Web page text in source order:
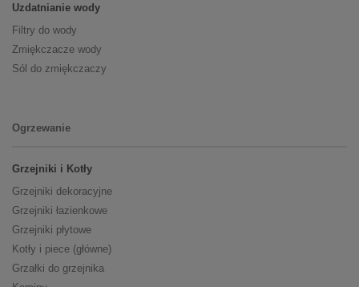
Uzdatnianie wody
Filtry do wody
Zmiękczacze wody
Sól do zmiękczaczy
Ogrzewanie
Grzejniki i Kotły
Grzejniki dekoracyjne
Grzejniki łazienkowe
Grzejniki płytowe
Kotły i piece (główne)
Grzałki do grzejnika